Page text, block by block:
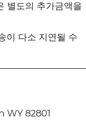
별도의 추가금액을
이 다소 지연될 수
WY 82801